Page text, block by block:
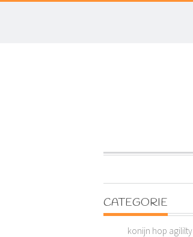
CATEGORIE
konijn hop agililty